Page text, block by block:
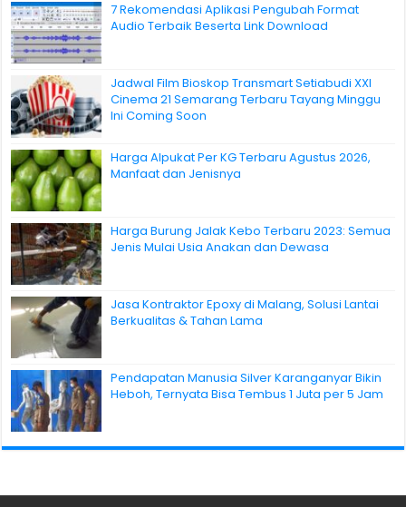
7 Rekomendasi Aplikasi Pengubah Format
Audio Terbaik Beserta Link Download
Jadwal Film Bioskop Transmart Setiabudi XXI
Cinema 21 Semarang Terbaru Tayang Minggu
Ini Coming Soon
Harga Alpukat Per KG Terbaru Agustus 2026,
Manfaat dan Jenisnya
Harga Burung Jalak Kebo Terbaru 2023: Semua
Jenis Mulai Usia Anakan dan Dewasa
Jasa Kontraktor Epoxy di Malang, Solusi Lantai
Berkualitas & Tahan Lama
Pendapatan Manusia Silver Karanganyar Bikin
Heboh, Ternyata Bisa Tembus 1 Juta per 5 Jam